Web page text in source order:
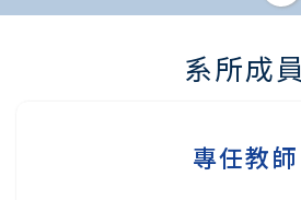
系所成員
專任教師